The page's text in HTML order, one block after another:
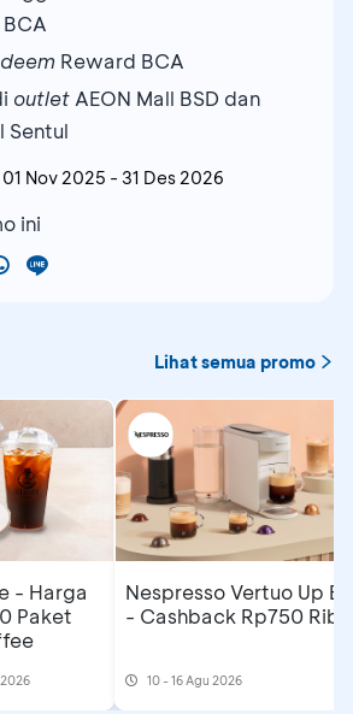
Reward BCA
outlet AEON Mall BSD dan
Sentul
01 Nov 2025 - 31 Des 2026
ini
Lihat semua promo
- Harga
Paket
Nespresso Vertuo Up
- Cashback Rp750 Ribu
10 - 16 Agu 2026